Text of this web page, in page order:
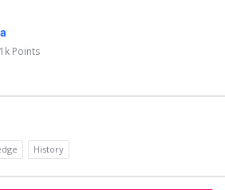
1k Points
History